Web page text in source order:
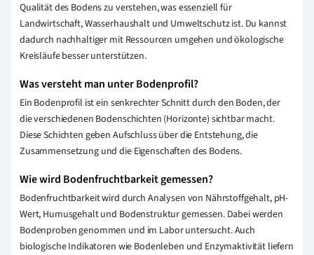
Qualität des Bodens zu verstehen, was essenziell für
Landwirtschaft, Wasserhaushalt und Umweltschutz ist. Du kannst
dadurch nachhaltiger mit Ressourcen umgehen und ökologische
Kreisläufe besser unterstützen.
Was versteht man unter Bodenprofil?
Ein Bodenprofil ist ein senkrechter Schnitt durch den Boden, der
die verschiedenen Bodenschichten (Horizonte) sichtbar macht.
Diese Schichten geben Aufschluss über die Entstehung, die
Zusammensetzung und die Eigenschaften des Bodens.
Wie wird Bodenfruchtbarkeit gemessen?
Bodenfruchtbarkeit wird durch Analysen von Nährstoffgehalt, pH-
Wert, Humusgehalt und Bodenstruktur gemessen. Dabei werden
Bodenproben genommen und im Labor untersucht. Auch
biologische Indikatoren wie Bodenleben und Enzymaktivität liefern